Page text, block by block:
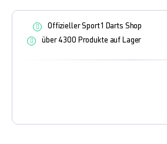
Offizieller Sport1 Darts Shop
über 4300 Produkte auf Lager